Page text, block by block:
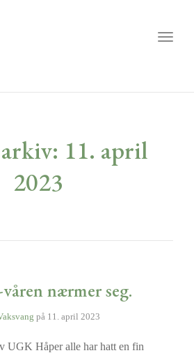
11. april
2023
nærmer seg.
på 11. april 2023
UGK Håper alle har hatt en fin